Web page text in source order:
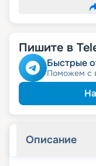
Пишите в
Быстрые
Поможем с
Описание